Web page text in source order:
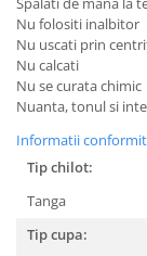
Nu folositi inalbitor
Nu uscati prin
Nu calcati
Nu se curata chimic
Nuanta, tonul si
Informatii
Tip chilot:
Tanga
Tip cupa: